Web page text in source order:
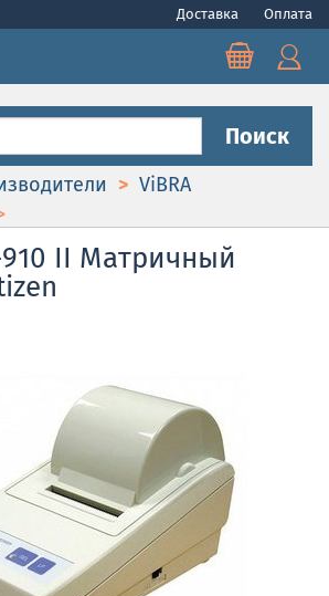
Доставка Оплата
Поиск
ViBRA
910 II Матричный